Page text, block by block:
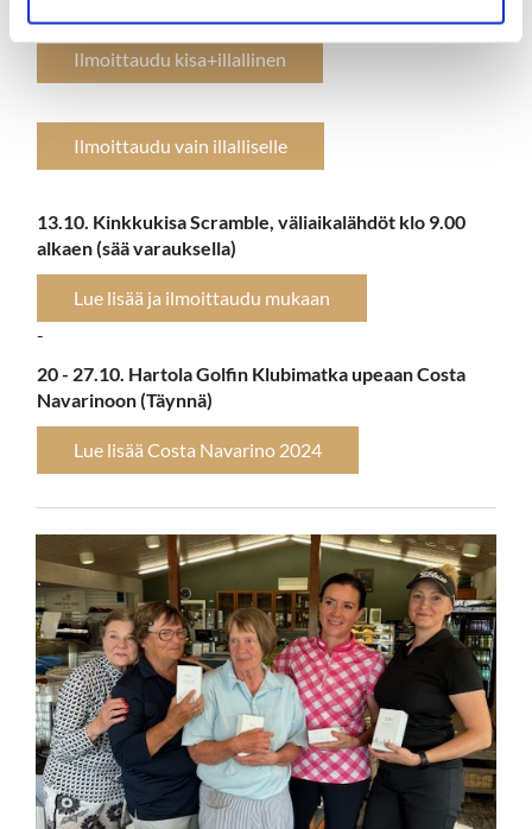
Ilmoittaudu kisa+illallinen
Ilmoittaudu vain illalliselle
13.10. Kinkkukisa Scramble, väliaikalähdöt klo 9.00
alkaen (sää varauksella)
Lue lisää ja ilmoittaudu mukaan
​​​​​​​-
20 - 27.10. Hartola Golfin Klubimatka upeaan Costa
Navarinoon (Täynnä)
Lue lisää Costa Navarino 2024